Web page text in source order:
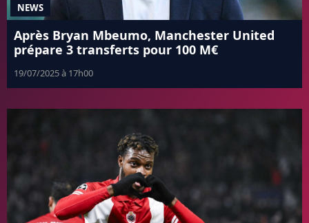
NEWS
Après Bryan Mbeumo, Manchester United
prépare 3 transferts pour 100 M€
19/07/2025 à 17h00